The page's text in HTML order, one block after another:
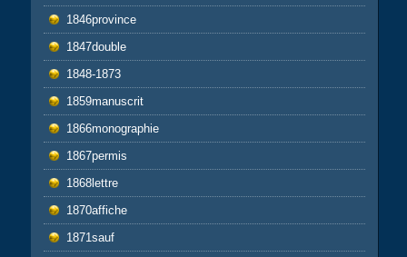
1846province
1847double
1848-1873
1859manuscrit
1866monographie
1867permis
1868lettre
1870affiche
1871sauf